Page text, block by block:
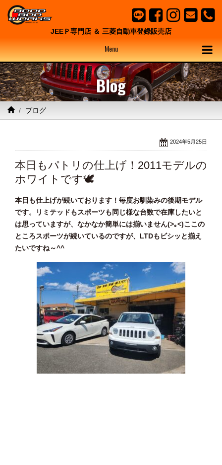
JEEＰ専門店 ＆ 三菱自動車登録販売店
Menu
Blog
ブログ
2024年5月25日
本日もパトリの仕上げ！2011モデルの
ホワイトです🕊
本日も仕上げが続いております！毎度お馴染みの後期モデル
です。リミテッドもスポーツも同じ様な台数で在庫したいと
は思っていますが、なかなか簡単には揃いません(>｡<)ここの
ところスポーツが続いているのですが、LTDもビシッと揃え
たいですね～^^